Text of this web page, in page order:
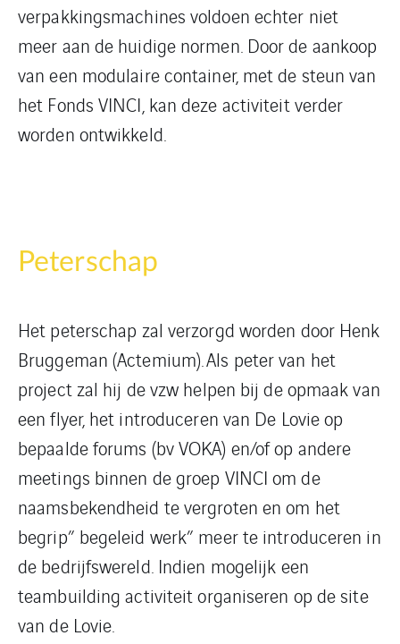
verpakkingsmachines voldoen echter niet
meer aan de huidige normen. Door de aankoop
van een modulaire container, met de steun van
het Fonds VINCI, kan deze activiteit verder
worden ontwikkeld.
Peterschap
Het peterschap zal verzorgd worden door Henk
Bruggeman (Actemium). Als peter van het
project zal hij de vzw helpen bij de opmaak van
een flyer, het introduceren van De Lovie op
bepaalde forums (bv VOKA) en/of op andere
meetings binnen de groep VINCI om de
naamsbekendheid te vergroten en om het
begrip” begeleid werk” meer te introduceren in
de bedrijfswereld. Indien mogelijk een
teambuilding activiteit organiseren op de site
van de Lovie.